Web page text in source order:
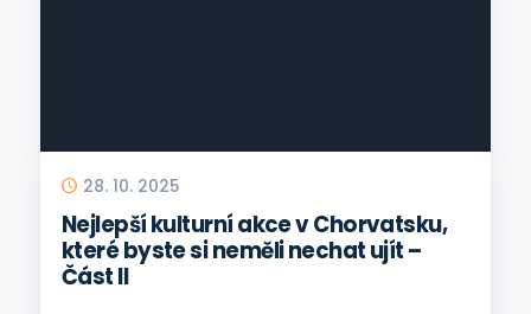
28. 10. 2025
Nejlepší kulturní akce v Chorvatsku,
které byste si neměli nechat ujít –
Část II